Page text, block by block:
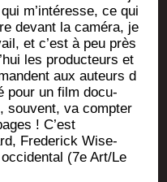
m’intéresse, ce qui
devant la camé­ra, je
et c’est à peu près
les pro­duc­teurs et
aux auteurs d
pour un film docu­
sou­vent, va comp­ter
! C’est
Fre­de­rick Wise­
(7e Art/Le